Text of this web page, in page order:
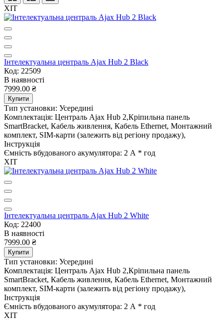
ХІТ
Інтелектуальна централь Ajax Hub 2 Black
Код: 22509
В наявності
7999.00 ₴
Купити
Тип установки: Усередині
Комплектація: Централь Ajax Hub 2,Кріпильна панель
SmartBracket, Кабель живлення, Кабель Ethernet, Монтажний
комплект, SIM-карти (залежить від регіону продажу),
Інструкція
Ємність вбудованого акумулятора: 2 А * год
ХІТ
Інтелектуальна централь Ajax Hub 2 White
Код: 22400
В наявності
7999.00 ₴
Купити
Тип установки: Усередині
Комплектація: Централь Ajax Hub 2,Кріпильна панель
SmartBracket, Кабель живлення, Кабель Ethernet, Монтажний
комплект, SIM-карти (залежить від регіону продажу),
Інструкція
Ємність вбудованого акумулятора: 2 А * год
ХІТ